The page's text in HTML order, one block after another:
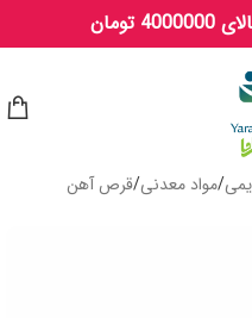
تومان
/مواد معدنی/قرص آهن